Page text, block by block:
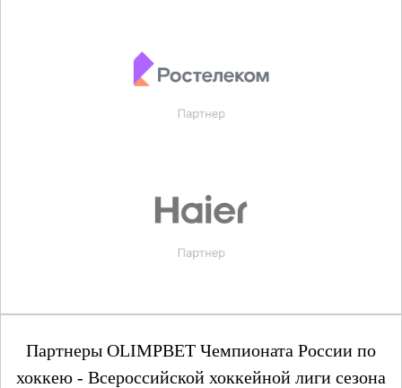
Партнеры OLIMPBET Чемпионата России по
хоккею - Всероссийской хоккейной лиги сезона